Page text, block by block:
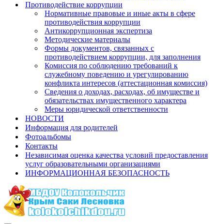
Противодействие коррупции
Нормативные правовые и иные акты в сфере
противодействия коррупции
Антикоррупционная экспертиза
Методические материалы
Формы документов, связанных с
противодействием коррупции, для заполнения
Комиссия по соблюдению требований к
служебному поведению и урегулированию
конфликта интересов (аттестационная комиссия)
Сведения о доходах, расходах, об имуществе и
обязательствах имущественного характера
Меры юридической ответственности
НОВОСТИ
Информация для родителей
Фотоальбомы
Контакты
Независимая оценка качества условий предоставления
услуг образовательными организациями
ИНФОРМАЦИОННАЯ БЕЗОПАСНОСТЬ